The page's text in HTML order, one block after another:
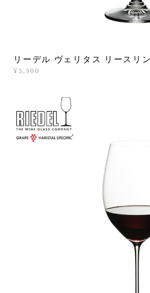
リーデル ヴェリタス リースリ
¥5,500